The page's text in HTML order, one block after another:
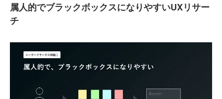
属人的でブラックボックスになりやすいUXリサー
チ